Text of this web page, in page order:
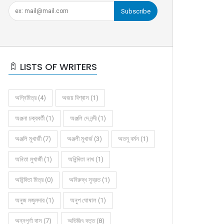
Subscribe
LISTS OF WRITERS
অগ্নিমিত্র (4) অজয় বিশ্বাস (1)
অঞ্জনা চক্রবর্তী (1) অঞ্জলি দে নন্দী (1)
অঞ্জলি মুখার্জী (7) অঞ্জলী মুখার্জ (3) অতনু বর্মন (1)
অনিতা মুখার্জী (1) অনিন্দিতা নাথ (1)
অনিন্দিতা মিত্র (0) অনিরুদ্ধ সুব্রত (1)
অনুজ মজুমদার (1) অনুপ ঘোষাল (1)
অন্নপূর্ণা দাস (7) অভিজিৎ দত্ত (8)